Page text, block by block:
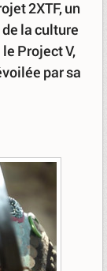
2XTF, un
la culture
Project V,
par sa